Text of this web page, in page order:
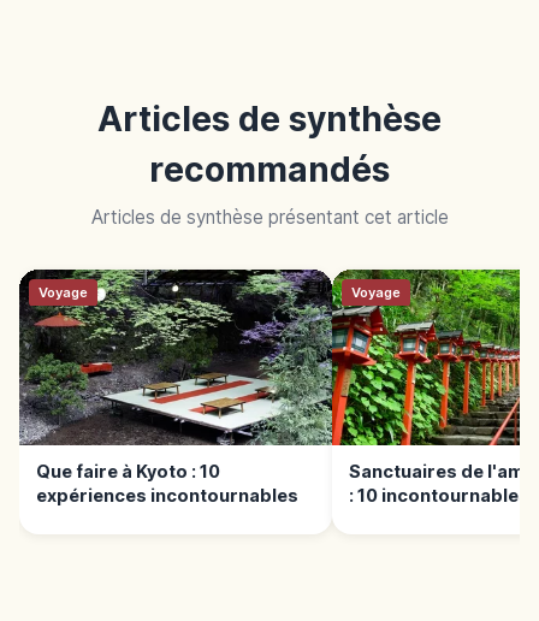
Articles de synthèse
recommandés
Articles de synthèse présentant cet article
Voyage
Que faire à Kyoto : 10
expériences incontournables
Voyage
Sanctuaires de
: 10 incontournables